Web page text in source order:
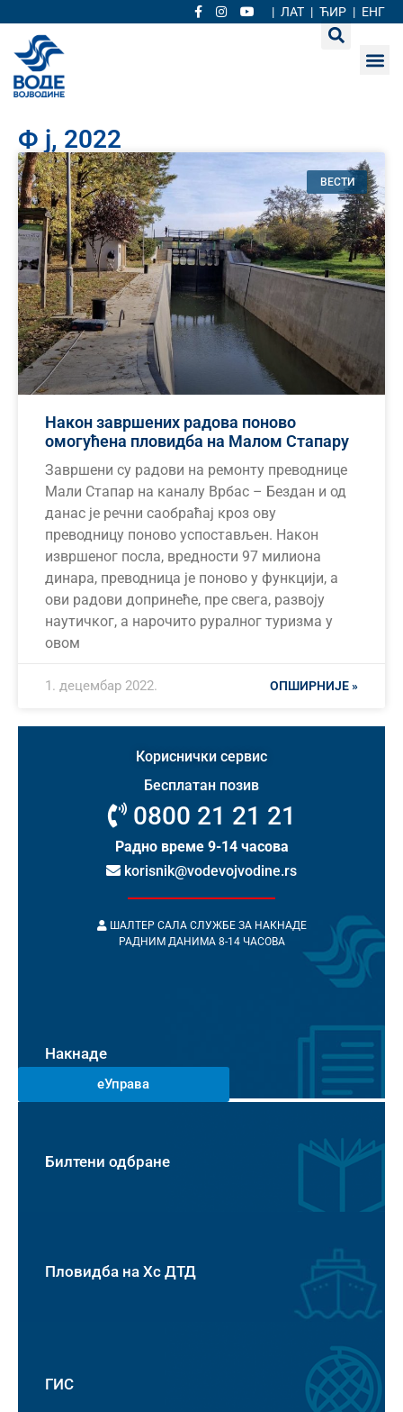
| ЛАТ | ЋИР | ЕНГ
Ф ј, 2022
ВЕСТИ
Након завршених радова поново
омогућена пловидба на Малом Стапару
Завршени су радови на ремонту преводнице
Мали Стапар на каналу Врбас – Бездан и од
данас је речни саобраћај кроз ову
преводницу поново успостављен. Након
извршеног посла, вредности 97 милиона
динара, преводница је поново у функцији, а
ови радови допринеће, пре свега, развоју
наутичког, а нарочито руралног туризма у
овом
ОПШИРНИЈЕ »
1. децембар 2022.
Кориснички сервис
Бесплатан позив
0800 21 21 21
Радно време 9-14 часова
korisnik@vodevojvodine.rs
ШАЛТЕР САЛА СЛУЖБЕ ЗА НАКНАДЕ
РАДНИМ ДАНИМА 8-14 ЧАСОВА
Накнаде
еУправа
Билтени одбране
Пловидба на Хс ДТД
ГИС